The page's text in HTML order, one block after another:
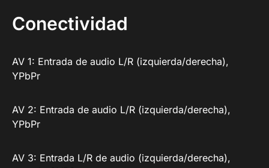
Conectividad
AV 1: Entrada de audio L/R (izquierda/derecha),
YPbPr
AV 2: Entrada de audio L/R (izquierda/derecha),
YPbPr
AV 3: Entrada L/R de audio (izquierda/derecha),